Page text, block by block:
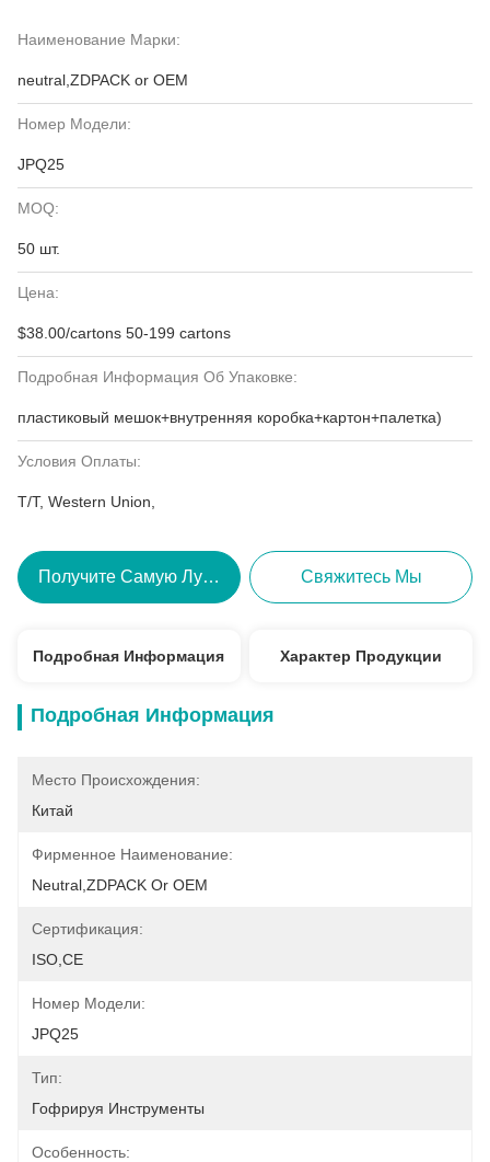
Наименование Марки:
neutral,ZDPACK or OEM
Номер Модели:
JPQ25
MOQ:
50 шт.
Цена:
$38.00/cartons 50-199 cartons
Подробная Информация Об Упаковке:
пластиковый мешок+внутренняя коробка+картон+палетка)
Условия Оплаты:
T/T, Western Union,
Получите Самую Лучшую Цену Свяжитесь Мы
Подробная Информация Характер Продукции
Подробная Информация
Место Происхождения:
Китай
Фирменное Наименование:
Neutral,ZDPACK Or OEM
Сертификация:
ISO,CE
Номер Модели:
JPQ25
Тип:
Гофрируя Инструменты
Особенность: